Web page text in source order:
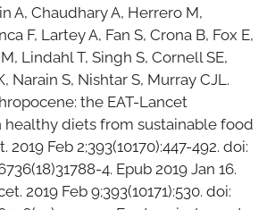
A, Chaudhary A, Herrero M,
F, Lartey A, Fan S, Crona B, Fox E,
Lindahl T, Singh S, Cornell SE,
Narain S, Nishtar S, Murray CJL.
the EAT-Lancet
healthy diets from sustainable food
2019 Feb 2;393(10170):447-492. doi:
4. Epub 2019 Jan 16.
2019 Feb 9;393(10171):530. doi: